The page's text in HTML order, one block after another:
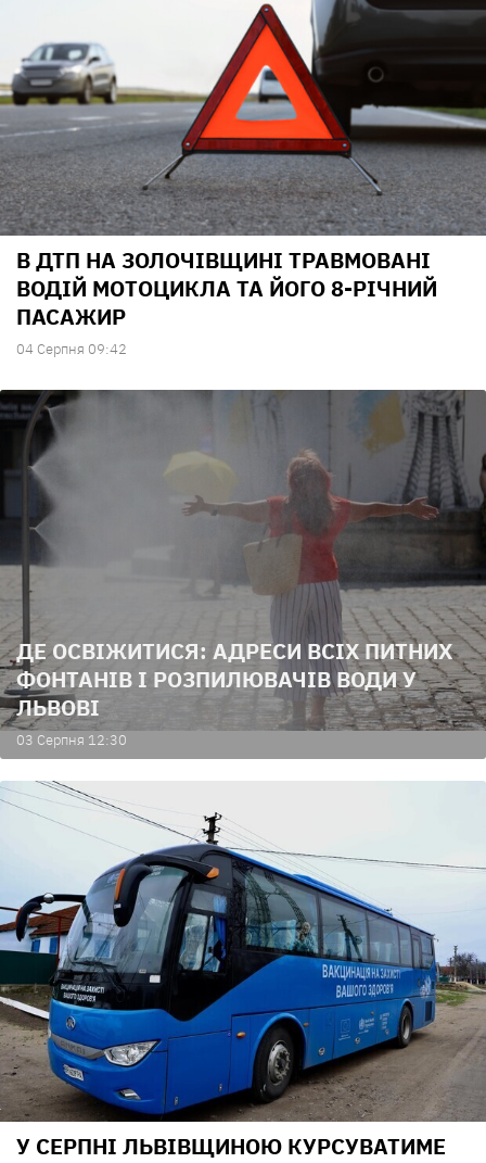
В ДТП НА ЗОЛОЧІВЩИНІ ТРАВМОВАНІ
ВОДІЙ МОТОЦИКЛА ТА ЙОГО 8-РІЧНИЙ
ПАСАЖИР
04 Серпня 09:42
ДЕ ОСВІЖИТИСЯ: АДРЕСИ ВСІХ ПИТНИХ
ФОНТАНІВ І РОЗПИЛЮВАЧІВ ВОДИ У
ЛЬВОВІ
03 Серпня 12:30
У СЕРПНІ ЛЬВІВЩИНОЮ КУРСУВАТИМЕ